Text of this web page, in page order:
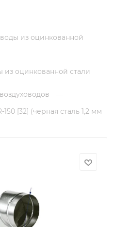
из оцинкованной
из оцинкованной стали
—
[32] (черная сталь 1,2 мм